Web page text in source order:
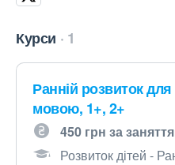
Курси 1
Ранній розвиток
мовою, 1+, 2+
450 грн за заняття
Розвиток дітей -